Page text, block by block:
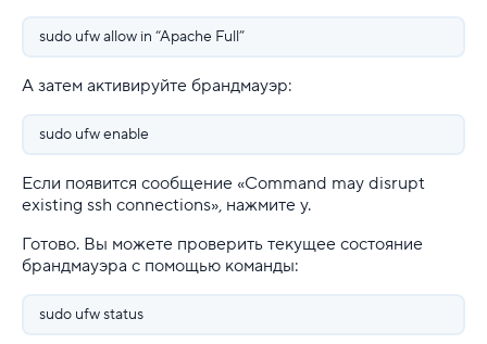
sudo ufw allow in “Apache Full”
А затем активируйте брандмауэр:
sudo ufw enable
Если появится сообщение «Command may disrupt
existing ssh connections», нажмите y.
Готово. Вы можете проверить текущее состояние
брандмауэра с помощью команды:
sudo ufw status